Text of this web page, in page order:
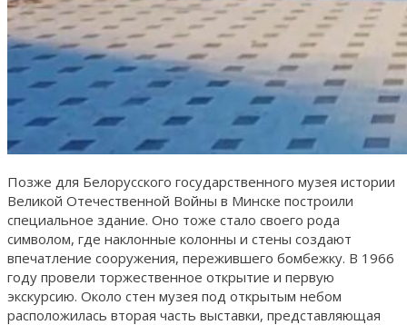
Позже для Белорусского государственного музея истории
Великой Отечественной Войны в Минске построили
специальное здание. Оно тоже стало своего рода
символом, где наклонные колонны и стены создают
впечатление сооружения, пережившего бомбежку. В 1966
году провели торжественное открытие и первую
экскурсию. Около стен музея под открытым небом
расположилась вторая часть выставки, представляющая